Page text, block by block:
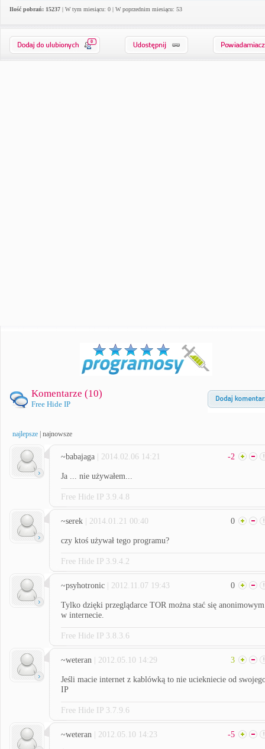
Ilość pobrań: 15237 | W tym miesiącu: 0 | W poprzednim miesiącu: 53
0
Komentarze (10)
Free Hide IP
najlepsze najnowsze
~babajaga | 2014.02.06 14:21 -2
Ja ... nie używałem...
Free Hide IP 3.9.4.8
~serek | 2014.01.21 00:40 0
czy ktoś używał tego programu?
Free Hide IP 3.9.4.2
~psyhotronic | 2012.11.07 19:43 0
Tylko dzięki przeglądarce TOR można stać się anonimowym
w internecie.
Free Hide IP 3.8.3.6
~weteran | 2012.05.10 14:29 3
Jeśli macie internet z kablówką to nie uciekniecie od
IP
Free Hide IP 3.7.9.6
~weteran | 2012.05.10 14:23 -5